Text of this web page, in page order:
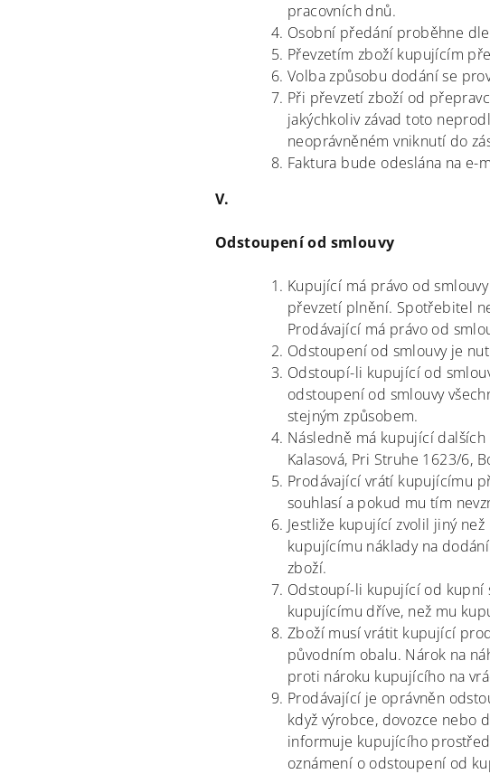
pracovních dnů.
Osobní předání proběhne
Převzetím zboží kupujícím
Volba způsobu dodání se
Při převzetí zboží od
jakýchkoliv závad toto
neoprávněném vniknutí do
Faktura bude odeslána na e-
V.
Odstoupení od smlouvy
Kupující má právo od
převzetí plnění. Spotřebitel
Prodávající má právo od
Odstoupení od smlouvy je
Odstoupí-li kupující od
odstoupení od smlouvy
stejným způsobem.
Následně má kupující dalších
Kalasová, Pri Struhe 1623/6,
Prodávající vrátí kupujícímu
souhlasí a pokud mu tím
Jestliže kupující zvolil jiný
kupujícímu náklady na
zboží.
Odstoupí-li kupující od kupní
kupujícímu dříve, než mu
Zboží musí vrátit kupující
původním obalu. Nárok na
proti nároku kupujícího na
Prodávající je oprávněn
když výrobce, dovozce nebo
informuje kupujícího
oznámení o odstoupení od